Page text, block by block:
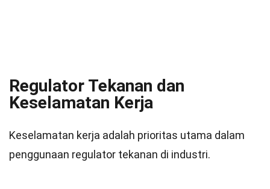
Regulator Tekanan dan
Keselamatan Kerja
Keselamatan kerja adalah prioritas utama dalam
penggunaan regulator tekanan di industri.